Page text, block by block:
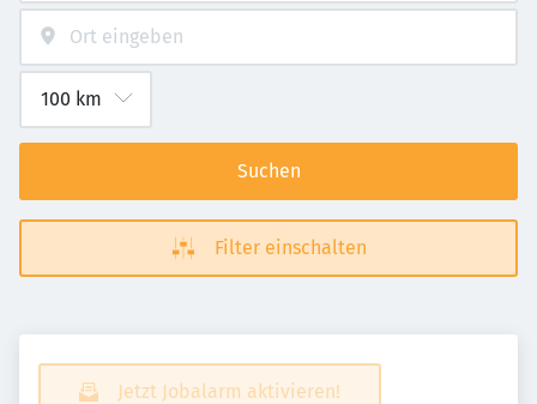
Suchen
Filter einschalten
Jetzt Jobalarm aktivieren!